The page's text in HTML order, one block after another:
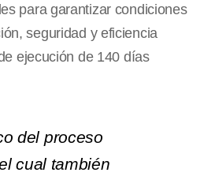
para garantizar condiciones
seguridad y eficiencia
ejecución de 140 días
del proceso
cual también